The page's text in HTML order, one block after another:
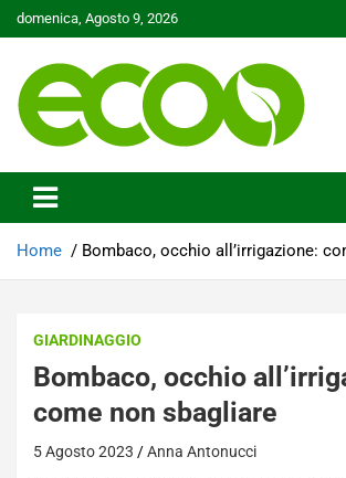
Skip
to
domenica, Agosto 9, 2026
Ecoo.it
Home Bombaco, occhio all’irrigazione:
GIARDINAGGIO
Bombaco, occhio
come non sbagliare
5 Agosto 2023 Anna Antonucci